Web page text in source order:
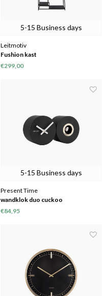
5-15 Business days
Leitmotiv
Fushion kast
€299,00
5-15 Business days
Present Time
wandklok duo cuckoo
€84,95